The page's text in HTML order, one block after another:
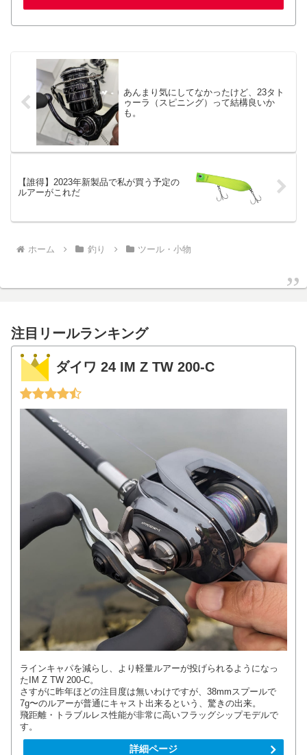
あんまり気にしてなかったけど、23タト
ゥーラ（スピニング）って結構良いか
も。
【誰得】2023年新製品で私が買う予定の
ルアーがこれだ
ホーム 釣り ツール・小物
注目リールランキング
ダイワ 24 IM Z TW 200-C
ラインキャパを減らし、より軽量ルアーが投げられるようになっ
たIM Z TW 200-C。
さすがに昨年ほどの注目度は無いわけですが、38mmスプールで
7g〜のルアーが普通にキャスト出来るという、驚きの出来。
飛距離・トラブルレス性能が非常に高いフラッグシップモデルで
す。
詳細ページ